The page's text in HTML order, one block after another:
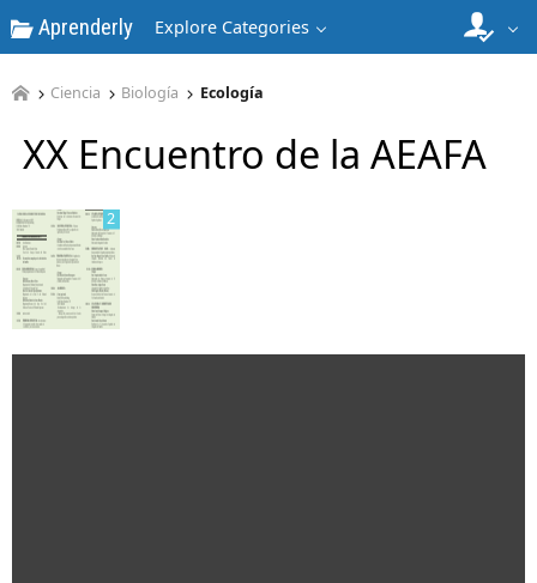
Aprenderly Explore Categories
Ciencia Biología Ecología
XX Encuentro de la AEAFA
2